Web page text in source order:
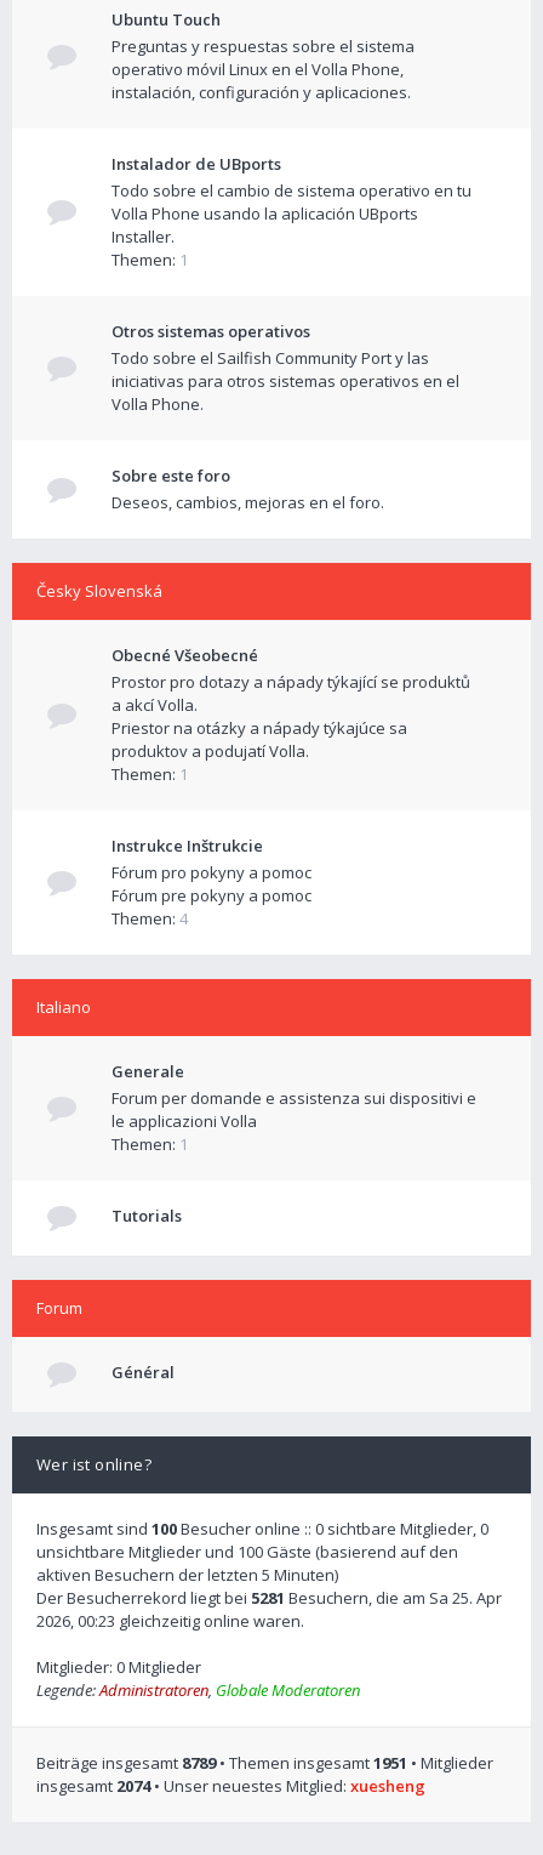
Ubuntu Touch
Preguntas y respuestas sobre el sistema
operativo móvil Linux en el Volla Phone,
instalación, configuración y aplicaciones.
Instalador de UBports
Todo sobre el cambio de sistema operativo en tu
Volla Phone usando la aplicación UBports
Installer.
Themen: 1
Otros sistemas operativos
Todo sobre el Sailfish Community Port y las
iniciativas para otros sistemas operativos en el
Volla Phone.
Sobre este foro
Deseos, cambios, mejoras en el foro.
Česky Slovenská
Obecné Všeobecné
Prostor pro dotazy a nápady týkající se produktů
a akcí Volla.
Priestor na otázky a nápady týkajúce sa
produktov a podujatí Volla.
Themen: 1
Instrukce Inštrukcie
Fórum pro pokyny a pomoc
Fórum pre pokyny a pomoc
Themen: 4
Italiano
Generale
Forum per domande e assistenza sui dispositivi e
le applicazioni Volla
Themen: 1
Tutorials
Forum
Général
Wer ist online?
Insgesamt sind 100Besucher online :: 0 sichtbare Mitglieder, 0
unsichtbare Mitglieder und 100 Gäste (basierend auf den
aktiven Besuchern der letzten 5 Minuten)
Der Besucherrekord liegt bei 5281 Besuchern, die am Sa 25. Apr
2026, 00:23 gleichzeitig online waren.
Mitglieder: 0 Mitglieder
Legende:Administratoren, Globale Moderatoren
Beiträge insgesamt 8789• Themen insgesamt1951 • Mitglieder
insgesamt 2074• Unser neuestes Mitglied: xuesheng